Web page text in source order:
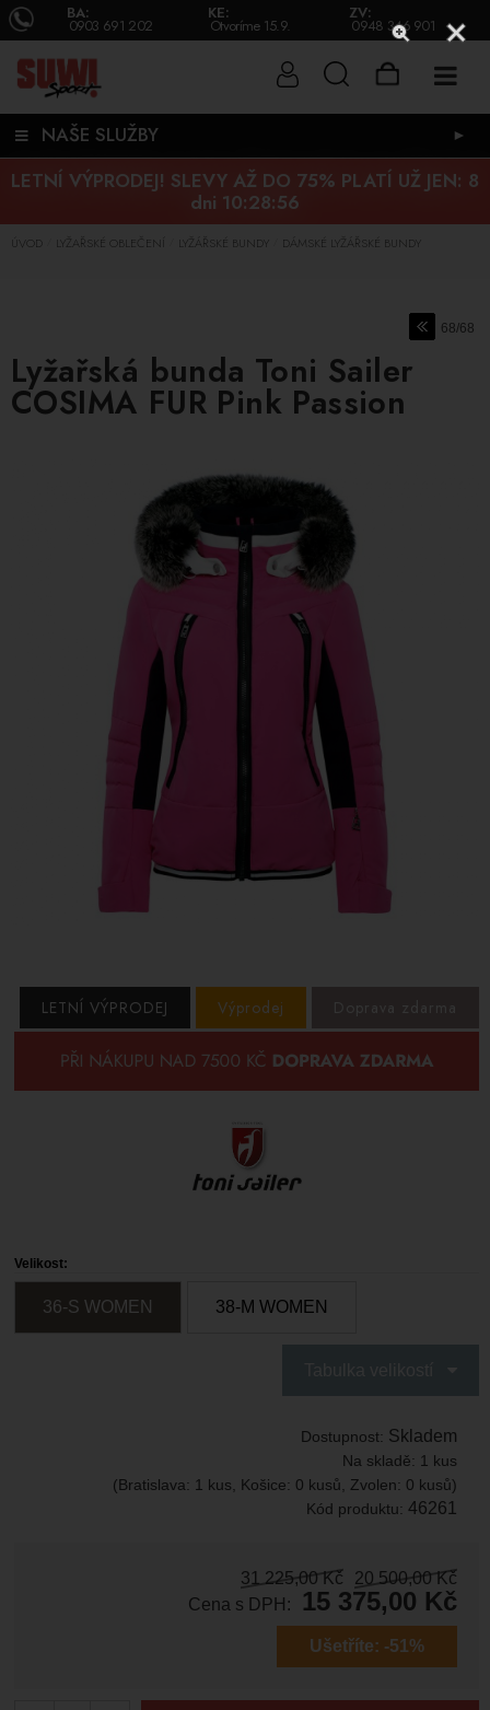
BA:
0903 691 202
KE:
Otvoríme 15.9.
ZV:
0948 346 901
NAŠE SLUŽBY ►
LETNÍ VÝPRODEJ! SLEVY AŽ DO 75% PLATÍ UŽ JEN: 8
dni 10:28:55
ÚVOD LYŽAŘSKÉ OBLEČENÍ LYŽÁŘSKÉ BUNDY DÁMSKÉ LYŽÁŘSKÉ BUNDY
68/68
Lyžařská bunda Toni Sailer
COSIMA FUR Pink Passion
Výprodej
LETNÍ VÝPRODEJ
Velikost:
36-S WOMEN 38-M WOMEN
Dostupnost: Skladem
Na skladě: 1 kus
(Bratislava: 1 kus, Košice: 0 kusů, Zvolen: 0 kusů)
Kód produktu: 46261
31 225,00 Kč 20 500,00 Kč
Cena s DPH:
15 375,00 Kč
Ušetříte: -51%